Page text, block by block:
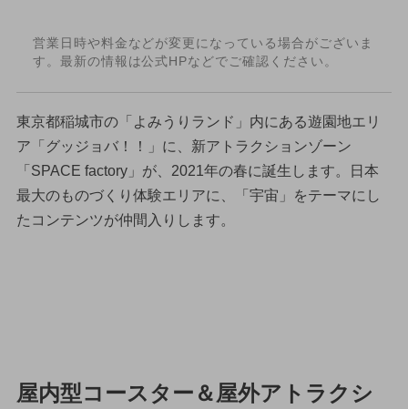
営業日時や料金などが変更になっている場合がございま
す。最新の情報は公式HPなどでご確認ください。
東京都稲城市の「よみうりランド」内にある遊園地エリ
ア「グッジョバ！！」に、新アトラクションゾーン
「SPACE factory」が、2021年の春に誕生します。日本
最大のものづくり体験エリアに、「宇宙」をテーマにし
たコンテンツが仲間入りします。
屋内型コースター＆屋外アトラクシ